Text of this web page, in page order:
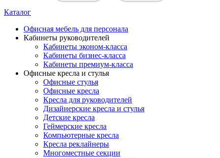
Каталог
Офисная мебель для персонала
Кабинеты руководителей
Кабинеты эконом-класса
Кабинеты бизнес-класса
Кабинеты премиум-класса
Офисные кресла и стулья
Офисные стулья
Офисные кресла
Кресла для руководителей
Дизайнерские кресла и стулья
Детские кресла
Геймерские кресла
Компьютерные кресла
Кресла реклайнеры
Многоместные секции